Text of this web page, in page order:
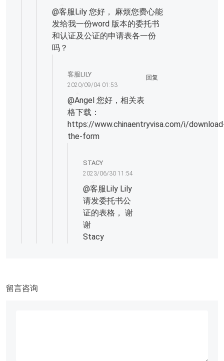
@客服Lily 您好， 麻烦您费心能
发给我一份word 版本的委托书
和认证及公证的申请表各一份
吗？
客服LILY
2020/09/04 01:53
@Angel 您好，相关表
格下载：
https://www.chinaentryvisa.com/i/
the-form
回复
STACY
2023/06/30 11:54
@客服Lily Lily
请发委托书公
证的表格， 谢
谢
Stacy
留言咨询